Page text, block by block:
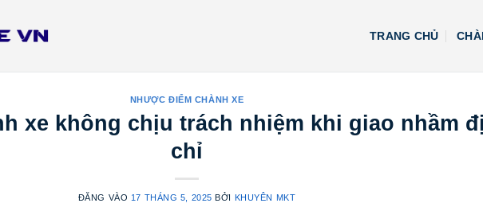
TRANG CHỦ
NHƯỢC ĐIỂM CHÀNH XE
xe không chịu trách nhiệm khi giao nhầm
chỉ
ĐĂNG VÀO 17 THÁNG 5, 2025 BỞI KHUYÊN MKT